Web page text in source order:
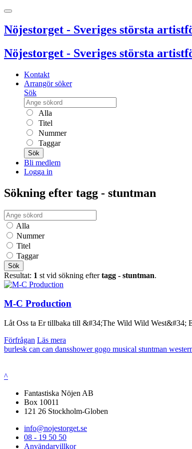
Nöjestorget - Sveriges största
Nöjestorget - Sveriges största
Kontakt
Arrangör söker
Sök
Alla
Titel
Nummer
Taggar
Sök
Bli medlem
Logga in
Sökning efter tagg - stuntman
Alla
Nummer
Titel
Taggar
Sök
Resultat: 1 st vid sökning eftertagg - stuntman.
M-C Production
Låt Oss ta Er tillbaka till &#34;The Wild Wild West&#34;
Förfrågan Läs mera
burlesk can can dansshower gogo musical stuntman
^
Fantastiska Nöjen AB
Box 10011
121 26 Stockholm-Globen
info@nojestorget.se
08 - 19 50 50
Användarvillkor